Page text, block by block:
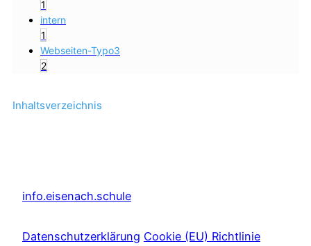
Inhaltsverzeichnis
1
intern
1
Webseiten-Typo3
2
info.eisenach.schule
Datenschutzerklärung Cookie (EU) Richtlinie